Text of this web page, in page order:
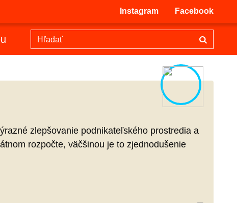
Instagram Facebook
zlepšovanie podnikateľského prostredia a
rozpočte, väčšinou je to zjednodušenie